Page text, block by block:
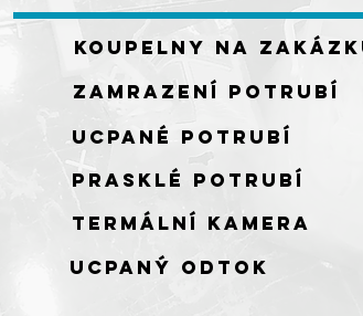
Koupelny na
termální kamera
prasklé potrubí
ucpané potrubí
zamrazení potrubí
ucpaný odtok